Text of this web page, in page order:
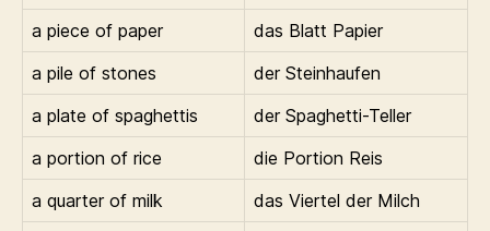
a piece of paper
das Blatt Papier
a pile of stones
der Steinhaufen
a plate of spaghettis
der Spaghetti-Teller
a portion of rice
die Portion Reis
a quarter of milk
das Viertel der Milch